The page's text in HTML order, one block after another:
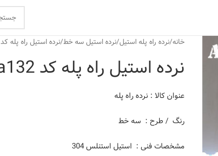
خانه نرده راه پله استیل نرده استیل سه خط نرده استیل راه پله کد a132
نرده استیل راه پله کد a132
عنوان کالا : نرده راه پله
رنگ / طرح : سه خط
مشخصات فنی : استیل استنلس 304